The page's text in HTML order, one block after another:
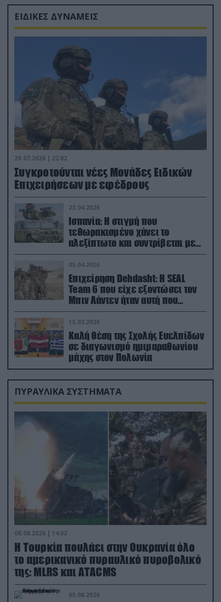
ΕΙΔΙΚΕΣ ΔΥΝΑΜΕΙΣ
29.07.2026 | 22:02
Συγκροτούνται νέες Μονάδες Ειδικών
Επιχειρήσεων με εφέδρους
23.04.2026
Ισπανία: Η στιγμή που
τεθωρακισμένο χάνει το
αλεξίπτωτο και συντρίβεται με
ορμή στο έδαφος (βίντεο)
05.04.2026
Επιχείρηση Dehdasht: Η SEAL
Team 6 που είχε εξοντώσει τον
Μπιν Λάντεν ήταν αυτή που
διέσωσε τον πιλότο του F-15
15.02.2026
Καλή θέση της Σχολής Ευελπίδων
σε διαγωνισμό ημιμαραθωνίου
μάχης στον Πολωνία
ΠΥΡΑΥΛΙΚΑ ΣΥΣΤΗΜΑΤΑ
08.08.2026 | 14:02
Η Τουρκία πουλάει στην Ουκρανία όλο
το αμερικανικό πυραυλικό πυροβολικό
της: MLRS και ΑΤΑCMS
05.08.2026